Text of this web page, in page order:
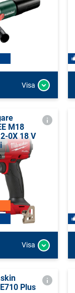
Visa
M18
0X 18 V
Visa
Plus